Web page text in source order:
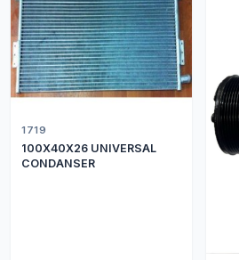
1719
100X40X26 UNIVERSAL
CONDANSER